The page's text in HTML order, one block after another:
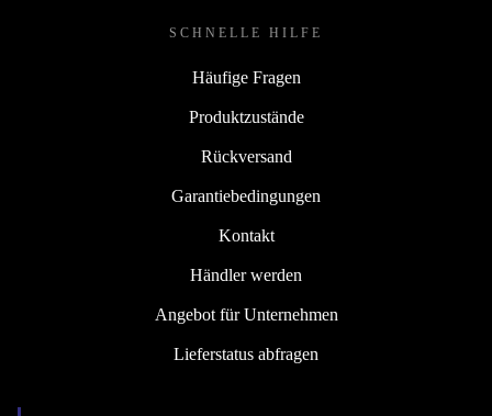
SCHNELLE HILFE
Häufige Fragen
Produktzustände
Rückversand
Garantiebedingungen
Kontakt
Händler werden
Angebot für Unternehmen
Lieferstatus abfragen